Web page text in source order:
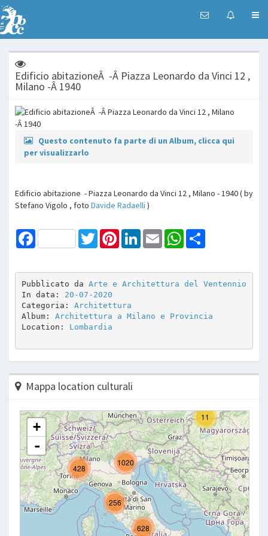
Edificio abitazioneÂ -Â Piazza Leonardo da Vinci 12 ,
Milano -Â 1940
Questo contenuto fa parte di un Album, clicca qui
per visualizzarlo
Edificio abitazione - Piazza Leonardo da Vinci 12 , Milano - 1940 ( by
Stefano Vigolo , foto Davide Radaelli )
Facebook TwitterPinterestLinkedInEmail WhatsApp
Pubblicato da Arte e Architettura del Ventennio
In data: 20-07-2020
Categoria: Architettura
Album: Architettura a Milano e Provincia
Location: Lombardia
Mappa location culturali